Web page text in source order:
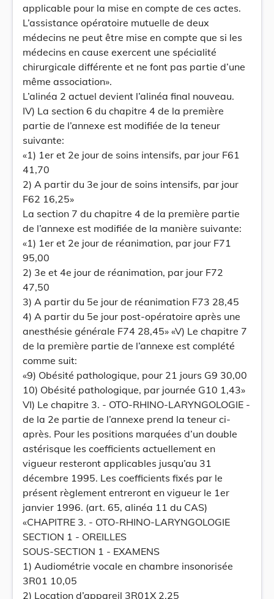
applicable pour la mise en compte de ces actes.
L’assistance opératoire mutuelle de deux
médecins ne peut être mise en compte que si les
médecins en cause exercent une spécialité
chirurgicale différente et ne font pas partie d’une
même association».
L’alinéa 2 actuel devient l’alinéa final nouveau.
IV) La section 6 du chapitre 4 de la première
partie de l’annexe est modifiée de la teneur
suivante:
«1) 1er et 2e jour de soins intensifs, par jour F61
41,70
2) A partir du 3e jour de soins intensifs, par jour
F62 16,25»
La section 7 du chapitre 4 de la première partie
de l’annexe est modifiée de la manière suivante:
«1) 1er et 2e jour de réanimation, par jour F71
95,00
2) 3e et 4e jour de réanimation, par jour F72
47,50
3) A partir du 5e jour de réanimation F73 28,45
4) A partir du 5e jour post-opératoire après une
anesthésie générale F74 28,45» «V) Le chapitre 7
de la première partie de l’annexe est complété
comme suit:
«9) Obésité pathologique, pour 21 jours G9 30,00
10) Obésité pathologique, par journée G10 1,43»
VI) Le chapitre 3. - OTO-RHINO-LARYNGOLOGIE -
de la 2e partie de l’annexe prend la teneur ci-
après. Pour les positions marquées d’un double
astérisque les coefficients actuellement en
vigueur resteront applicables jusqu’au 31
décembre 1995. Les coefficients fixés par le
présent règlement entreront en vigueur le 1er
janvier 1996. (art. 65, alinéa 11 du CAS)
«CHAPITRE 3. - OTO-RHINO-LARYNGOLOGIE
SECTION 1 - OREILLES
SOUS-SECTION 1 - EXAMENS
1) Audiométrie vocale en chambre insonorisée
3R01 10,05
2) Location d’appareil 3R01X 2,25